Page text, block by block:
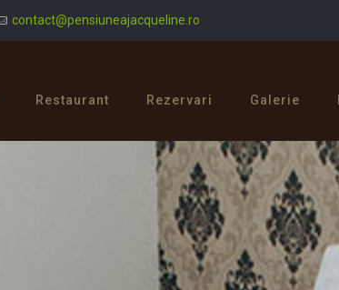
contact@pensiuneajacqueline.ro
Restaurant Rezervari Galerie